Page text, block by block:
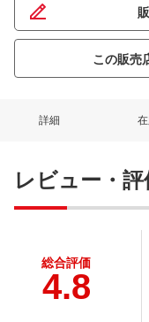
この販売
詳細
レビュー・評
総合評価
4.8